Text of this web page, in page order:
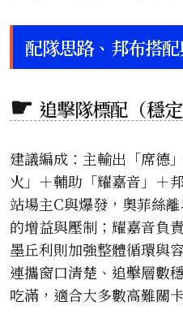
配隊思路、邦布搭
追擊隊標配（穩定
建議編成：主輸出「席德
火」＋輔助「耀嘉音」＋
站場主C與爆發，奧菲絲
的增益與壓制；耀嘉音負
墨丘利則加強整體循環與
連攜窗口清楚、追擊層數
吃滿，適合大多數高難關